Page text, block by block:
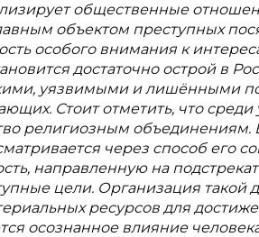
общественные
объектом преступных
особого внимания к
достаточно острой в
уязвимыми и лишёнными
Стоит отметить, что
религиозным объединениям.
через способ его
направленную на
цели. Организация такой
ресурсов для
осознанное влияние